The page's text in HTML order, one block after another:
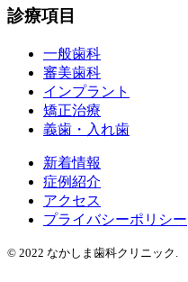
診療項目
一般歯科
審美歯科
インプラント
矯正治療
義歯・入れ歯
新着情報
症例紹介
アクセス
プライバシーポリシー
© 2022 なかしま歯科クリニック.